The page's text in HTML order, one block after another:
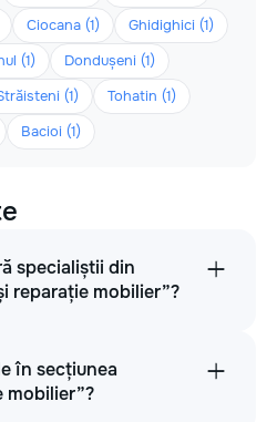
Ciocana (1)
Ghidighici (1)
(1)
Dondușeni (1)
(1)
Tohatin (1)
Bacioi (1)
specialiștii din
reparație mobilier”?
în secțiunea
mobilier”?